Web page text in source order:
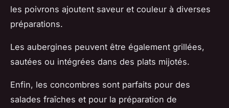
les poivrons ajoutent saveur et couleur à diverses
préparations.
Les aubergines peuvent être également grillées,
sautées ou intégrées dans des plats mijotés.
Enfin, les concombres sont parfaits pour des
salades fraîches et pour la préparation de